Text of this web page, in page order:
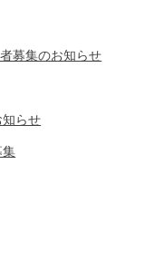
募集のお知らせ
知らせ
集